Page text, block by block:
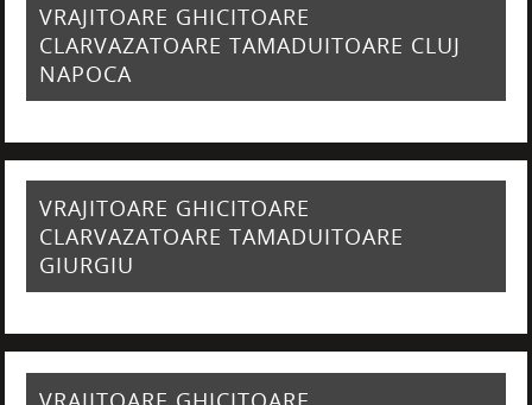
VRAJITOARE GHICITOARE
CLARVAZATOARE TAMADUITOARE CLUJ
NAPOCA
VRAJITOARE GHICITOARE
CLARVAZATOARE TAMADUITOARE
GIURGIU